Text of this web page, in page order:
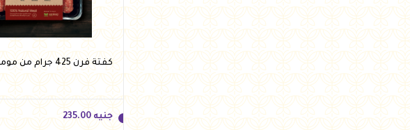
أضف للسلة
كفتة فرن 425 جرام من مومز
جنيه 235.00